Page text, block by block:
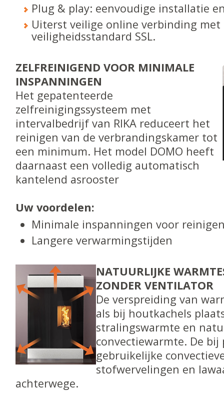
Plug & play: eenvoudige installatie
Uiterst veilige online verbinding met
veiligheidsstandard SSL.
ZELFREINIGEND VOOR MINIMALE
INSPANNINGEN
Het gepatenteerde
zelfreinigingssysteem met
intervalbedrijf van RIKA reduceert het
reinigen van de verbrandingskamer tot
een minimum. Het model DOMO heeft
daarnaast een volledig automatisch
kantelend asrooster
Uw voordelen:
Minimale inspanningen voor
Langere verwarmingstijden
NATUURLIJKE
ZONDER VENTILATOR
De verspreiding van
als bij houtkachels
stralingswarmte en
convectiewarmte. De bij
gebruikelijke
stofwervelingen en
achterwege.